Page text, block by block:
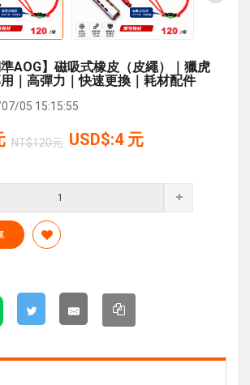
準AOG】磁吸式橡皮（皮繩）｜獵虎
｜高彈力｜快速更換｜耗材配件
05 15:15:55
NT$120元 USD$:4 元